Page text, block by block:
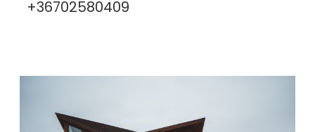
+36702580409